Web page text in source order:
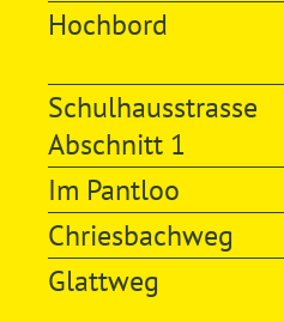
Hochbord
Schulhausstrasse
Abschnitt 1
Im Pantloo
Chriesbachweg
Glattweg